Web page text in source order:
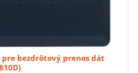
pre bezdrôtový prenos dát